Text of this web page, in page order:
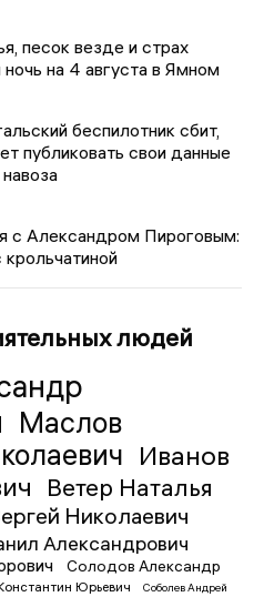
песок везде и страх
ночь на 4 августа в Ямном
беспилотник сбит,
публиковать свои данные
с Александром Пироговым:
людей
Маслов
Иванов
Ветер Наталья
Николаевич
Александрович
Солодов Александр
Юрьевич
Соболев Андрей